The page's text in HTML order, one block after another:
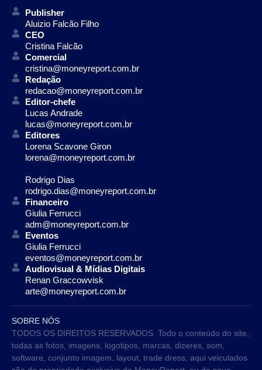
Publisher
Aluizio Falcão Filho
CEO
Cristina Falcão
Comercial
cristina@moneyreport.com.br
Redação
redacao@moneyreport.com.br
Editor-chefe
Lucas Andrade
lucas@moneyreport.com.br
Editores
Lorena Scavone Giron
lorena@moneyreport.com.br
Rodrigo Dias
rodrigo.dias@moneyreport.com.br
Financeiro
Giulia Ferrucci
adm@moneyreport.com.br
Eventos
Giulia Ferrucci
eventos@moneyreport.com.br
Audiovisual & Mídias Digitais
Renan Graccowvisk
arte@moneyreport.com.br
SOBRE NÓS
TODOS OS DIREITOS RESERVADOS. Todo o conteúdo do site,
todas as fotos, imagens, logotipos, marcas, dizeres, som,
software, conjunto imagem, layout, trade dress, aqui veiculados